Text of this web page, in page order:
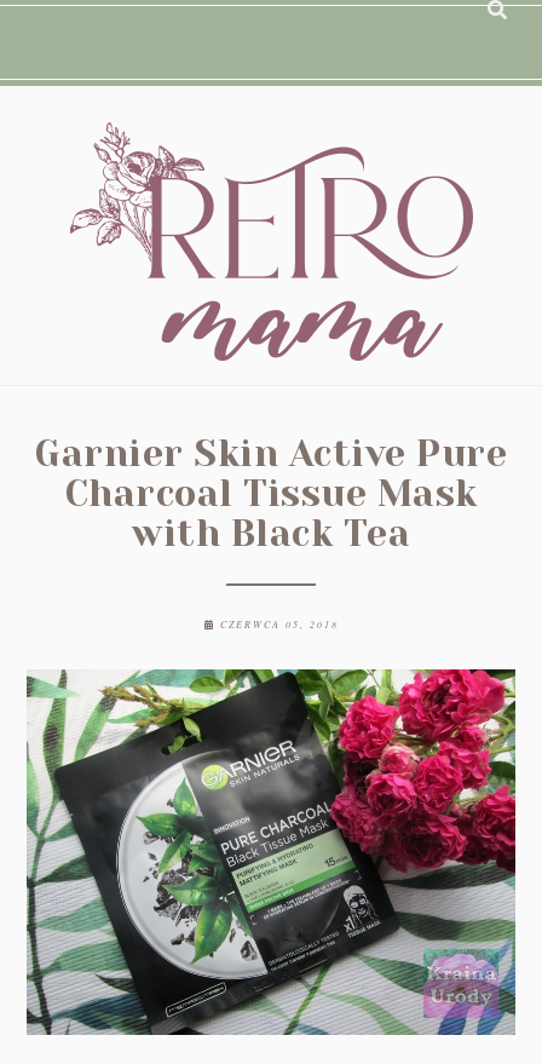
Garnier Skin Active Pure
Charcoal Tissue Mask
with Black Tea
CZERWCA 05, 2018